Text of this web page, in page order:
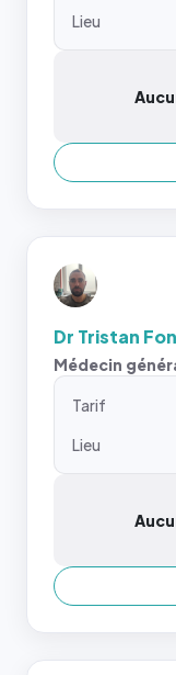
Lieu
Dr Tristan
Médecin
Tarif
Lieu